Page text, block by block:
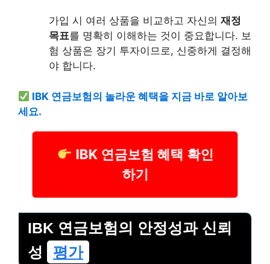
가입 시 여러 상품을 비교하고 자신의 재정
목표를 명확히 이해하는 것이 중요합니다. 보
험 상품은 장기 투자이므로, 신중하게 결정해
야 합니다.
IBK 연금보험의 놀라운 혜택을 지금 바로 알아보
세요.
IBK 연금보험 혜택 확인
하기
IBK 연금보험의 안정성과 신뢰
성
평가